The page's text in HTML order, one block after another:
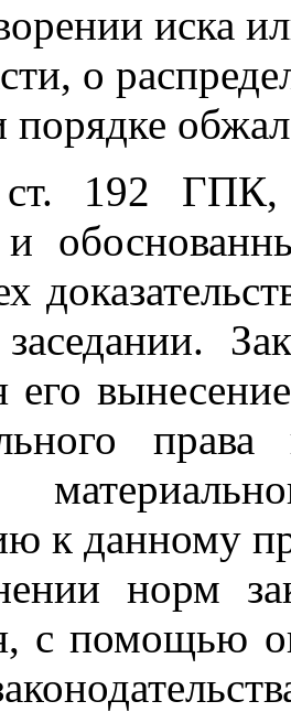
иска
о
порядке
ст. 192
его
к данному
норм
с помощью